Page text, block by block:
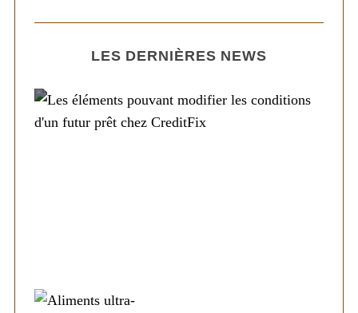
LES DERNIÈRES NEWS